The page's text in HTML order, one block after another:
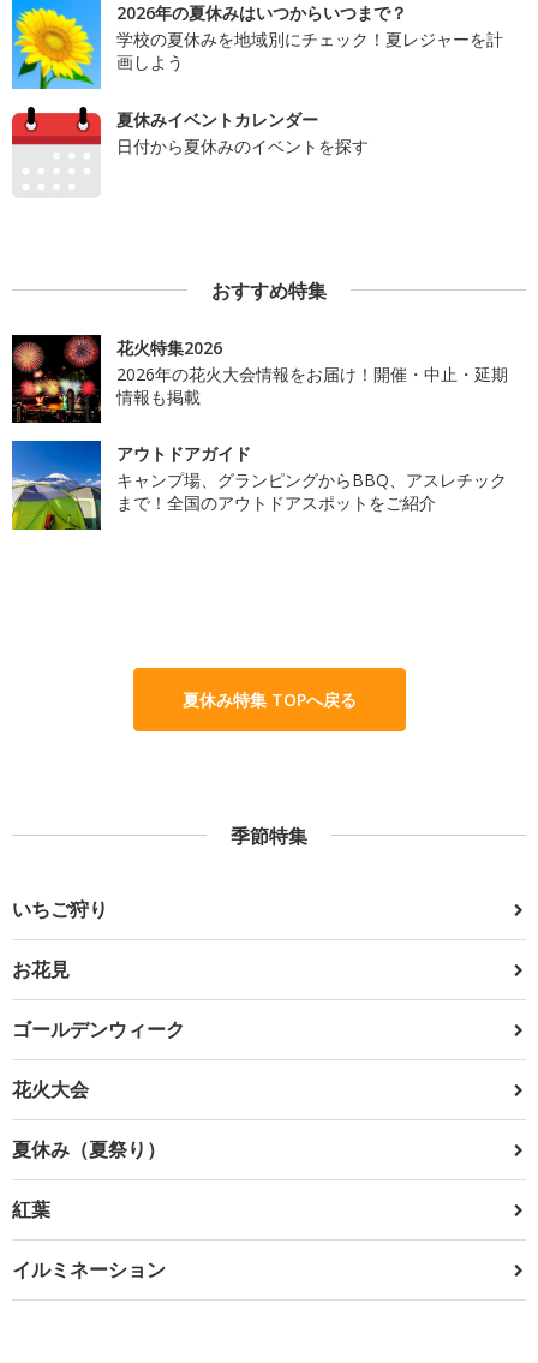
2026年の夏休みはいつからいつまで？
学校の夏休みを地域別にチェック！夏レジャーを計
画しよう
夏休みイベントカレンダー
日付から夏休みのイベントを探す
おすすめ特集
花火特集2026
2026年の花火大会情報をお届け！開催・中止・延期
情報も掲載
アウトドアガイド
キャンプ場、グランピングからBBQ、アスレチック
まで！全国のアウトドアスポットをご紹介
夏休み特集 TOPへ戻る
季節特集
いちご狩り
お花見
ゴールデンウィーク
花火大会
夏休み（夏祭り）
紅葉
イルミネーション